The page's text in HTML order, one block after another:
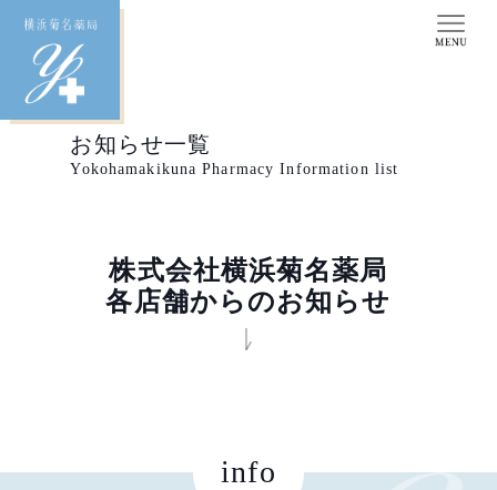
お知らせ一覧
Yokohamakikuna Pharmacy Information list
株式会社横浜菊名薬局
各店舗からのお知らせ
info